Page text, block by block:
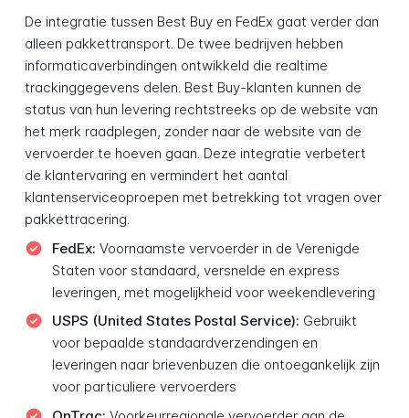
De integratie tussen Best Buy en FedEx gaat verder dan
alleen pakkettransport. De twee bedrijven hebben
informaticaverbindingen ontwikkeld die realtime
trackinggegevens delen. Best Buy-klanten kunnen de
status van hun levering rechtstreeks op de website van
het merk raadplegen, zonder naar de website van de
vervoerder te hoeven gaan. Deze integratie verbetert
de klantervaring en vermindert het aantal
klantenserviceoproepen met betrekking tot vragen over
pakkettracering.
FedEx: Voornaamste vervoerder in de Verenigde
Staten voor standaard, versnelde en express
leveringen, met mogelijkheid voor weekendlevering
USPS (United States Postal Service): Gebruikt
voor bepaalde standaardverzendingen en
leveringen naar brievenbuzen die ontoegankelijk zijn
voor particuliere vervoerders